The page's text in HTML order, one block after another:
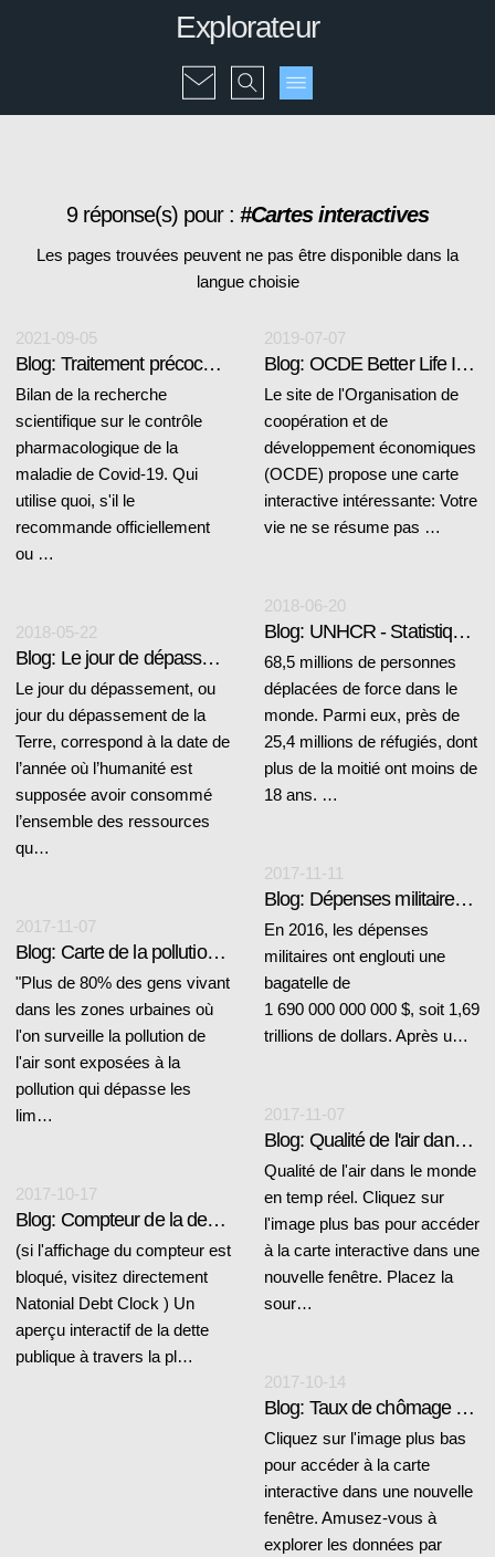
Explorateur
9 réponse(s) pour : #Cartes interactives
Les pages trouvées peuvent ne pas être disponible dans la
langue choisie
2021-09-05
Blog: Traitement précoce du Covid-19
Bilan de la recherche
scientifique sur le contrôle
pharmacologique de la
maladie de Covid-19. Qui
utilise quoi, s'il le
recommande officiellement
ou …
2019-07-07
Blog: OCDE Better Life Index
Le site de l'Organisation de
coopération et de
développement économiques
(OCDE) propose une carte
interactive intéressante: Votre
vie ne se résume pas …
2018-06-20
Blog: UNHCR - Statistiques de migration
68,5 millions de personnes
déplacées de force dans le
monde. Parmi eux, près de
25,4 millions de réfugiés, dont
plus de la moitié ont moins de
18 ans. …
2018-05-22
Blog: Le jour de dépassement
Le jour du dépassement, ou
jour du dépassement de la
Terre, correspond à la date de
l’année où l’humanité est
supposée avoir consommé
l’ensemble des ressources
qu…
2017-11-11
Blog: Dépenses militaires en 2016
En 2016, les dépenses
militaires ont englouti une
bagatelle de
1 690 000 000 000 $, soit 1,69
trillions de dollars. Après u…
2017-11-07
Blog: Carte de la pollution de l'air
"Plus de 80% des gens vivant
dans les zones urbaines où
l'on surveille la pollution de
l'air sont exposées à la
pollution qui dépasse les
lim…
2017-11-07
Blog: Qualité de l'air dans le monde en temps réel
Qualité de l'air dans le monde
en temp réel. Cliquez sur
l'image plus bas pour accéder
à la carte interactive dans une
nouvelle fenêtre. Placez la
sour…
2017-10-17
Blog: Compteur de la dette mondiale
(si l'affichage du compteur est
bloqué, visitez directement
Natonial Debt Clock ) Un
aperçu interactif de la dette
publique à travers la pl…
2017-10-14
Blog: Taux de chômage dans les pays de l'UE
Cliquez sur l'image plus bas
pour accéder à la carte
interactive dans une nouvelle
fenêtre. Amusez-vous à
explorer les données par